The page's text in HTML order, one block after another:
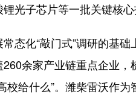
光子芯片等一批关键核心
化“敲门式”调研的基础
余家产业链重点企业
校给什么”。潍柴雷沃作